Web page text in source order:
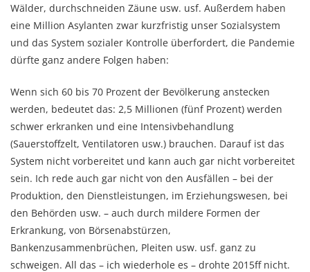
Wälder, durchschneiden Zäune usw. usf. Außerdem haben
eine Million Asylanten zwar kurzfristig unser Sozialsystem
und das System sozialer Kontrolle überfordert, die Pandemie
dürfte ganz andere Folgen haben:
Wenn sich 60 bis 70 Prozent der Bevölkerung anstecken
werden, bedeutet das: 2,5 Millionen (fünf Prozent) werden
schwer erkranken und eine Intensivbehandlung
(Sauerstoffzelt, Ventilatoren usw.) brauchen. Darauf ist das
System nicht vorbereitet und kann auch gar nicht vorbereitet
sein. Ich rede auch gar nicht von den Ausfällen – bei der
Produktion, den Dienstleistungen, im Erziehungswesen, bei
den Behörden usw. – auch durch mildere Formen der
Erkrankung, von Börsenabstürzen,
Bankenzusammenbrüchen, Pleiten usw. usf. ganz zu
schweigen. All das – ich wiederhole es – drohte 2015ff nicht.